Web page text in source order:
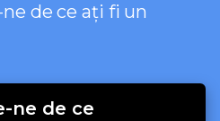
de ce ați fi un
ne de ce